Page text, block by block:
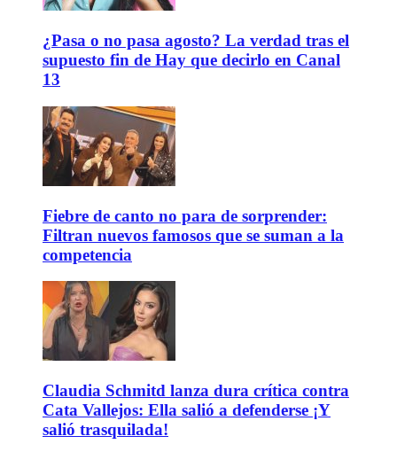
¿Pasa o no pasa agosto? La verdad tras el
supuesto fin de Hay que decirlo en Canal
13
Fiebre de canto no para de sorprender:
Filtran nuevos famosos que se suman a la
competencia
Claudia Schmitd lanza dura crítica contra
Cata Vallejos: Ella salió a defenderse ¡Y
salió trasquilada!